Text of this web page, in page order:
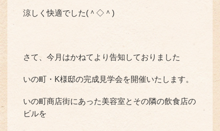
涼しく快適でした(＾◇＾)
さて、今月はかねてより告知しておりました
いの町・K様邸の完成見学会を開催いたします。
いの町商店街にあった美容室とその隣の飲食店の
ビルを